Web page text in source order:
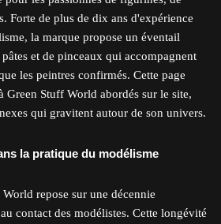
Forte de plus de dix ans d'expérience
la marque propose un éventail
et de pinceaux qui accompagnent
les peintres confirmés. Cette page
Green Stuff World abordés sur le site,
qui gravitent autour de son univers.
la pratique du modélisme
repose sur une décennie
contact des modélistes. Cette longévité